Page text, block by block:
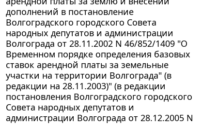
дополнений в постановление
Волгоградского городского Совета
народных депутатов и администрации
Волгограда от 28.11.2002 N 46/852/1409 "О
Временном порядке определения базовых
ставок арендной платы за земельные
участки на территории Волгограда" (в
редакции на 28.11.2003)" (в редакции
постановления Волгоградского городского
Совета народных депутатов и
администрации Волгограда от 28.12.2005 N